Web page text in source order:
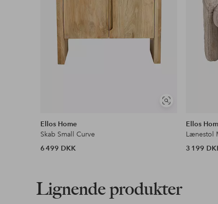
Se
Ellos Home
Skab Small Curve
6 499 DKK
Ellos
Lænestol
3 199
Lignende produkter